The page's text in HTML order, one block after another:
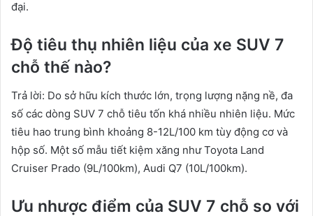
đại.
Độ tiêu thụ nhiên liệu của xe SUV 7
chỗ thế nào?
Trả lời: Do sở hữu kích thước lớn, trọng lượng nặng nề, đa
số các dòng SUV 7 chỗ tiêu tốn khá nhiều nhiên liệu. Mức
tiêu hao trung bình khoảng 8-12L/100 km tùy động cơ và
hộp số. Một số mẫu tiết kiệm xăng như Toyota Land
Cruiser Prado (9L/100km), Audi Q7 (10L/100km).
Ưu nhược điểm của SUV 7 chỗ so với